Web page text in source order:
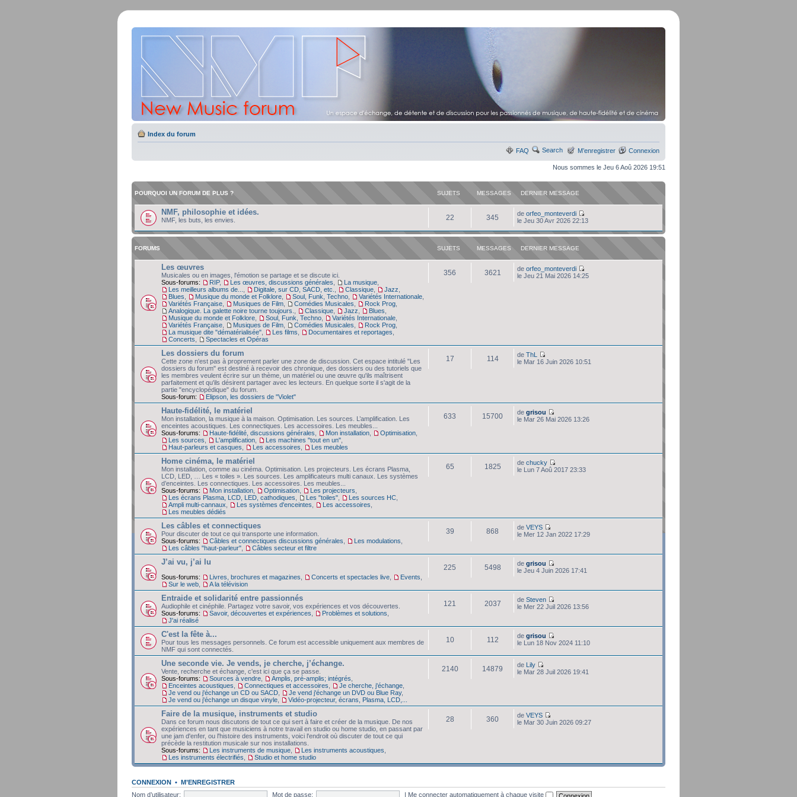
Index du forum
FAQ Search M’enregistrer Connexion
Nous sommes le Jeu 6 Aoû 2026 19:51
POURQUOI UN FORUM DE PLUS ? SUJETS MESSAGES DERNIER MESSAGE
NMF, philosophie et idées.
NMF, les buts, les envies. 22 345 deorfeo_monteverdi
le Jeu 30 Avr 2026 22:13
FORUMS SUJETS MESSAGES DERNIER MESSAGE
Les œuvres
Musicales ou en images, l'émotion se partage et se discute ici.
Sous-forums:
RIP, Les œuvres, discussions générales La musique
Les meilleurs albums de...
Digitale, sur CD, SACD, etc. Classique Jazz
Blues
Musique du monde et Folklore Soul, Funk, Techno Variétés Internationale
Variétés Française
Musiques de Film Comédies Musicales Rock Prog
Analogique. La galette noire tourne toujours.
Classique Jazz Blues
Musique du monde et Folklore
Soul, Funk, Techno Variétés Internationale
Variétés Française
Musiques de Film Comédies Musicales Rock Prog
La musique dite "dématérialisée"
Les films Documentaires et reportages
Concerts
Spectacles et Opéras
356 3621 deorfeo_monteverdi
le Jeu 21 Mai 2026 14:25
Les dossiers du forum
Cette zone n'est pas à proprement parler une zone de discussion. Cet espace intitulé "Les
dossiers du forum" est destiné à recevoir des chronique, des dossiers ou des tutoriels que
les membres veulent écrire sur un thème, un matériel ou une œuvre qu'ils maîtrisent
parfaitement et qu'ils désirent partager avec les lecteurs. En quelque sorte il s'agit de la
partie "encyclopédique" du forum.
Sous-forum:
Elipson, les dossiers de "Violet"
17 114 deThL
le Mar 16 Juin 2026 10:51
Haute-fidélité, le matériel
Mon installation, la musique à la maison. Optimisation. Les sources. L’amplification. Les
enceintes acoustiques. Les connectiques. Les accessoires. Les meubles...
Sous-forums:
Haute-fidélité, discussions générales Mon installation Optimisation
Les sources
L'amplification Les machines "tout en un"
Haut-parleurs et casques
Les accessoires Les meubles
633 15700 degrisou
le Mar 26 Mai 2026 13:26
Home cinéma, le matériel
Mon installation, comme au cinéma. Optimisation. Les projecteurs. Les écrans Plasma,
LCD, LED, … Les « toiles ». Les sources. Les amplificateurs multi canaux. Les systèmes
d’enceintes. Les connectiques. Les accessoires. Les meubles...
Sous-forums:
Mon installation Optimisation Les projecteurs
Les écrans Plasma, LCD, LED, cathodiques
Les "toiles" Les sources HC
Ampli multi-cannaux
Les systèmes d'enceintes Les accessoires
Les meubles dédiés
65 1825 dechucky
le Lun 7 Aoû 2017 23:33
Les câbles et connectiques
Pour discuter de tout ce qui transporte une information.
Sous-forums:
Câbles et connectiques discussions générales Les modulations
Les câbles "haut-parleur"
Câbles secteur et filtre
39 868 deVEYS
le Mer 12 Jan 2022 17:29
J’ai vu, j’ai lu
Sous-forums: Livres, brochures et magazines Concerts et spectacles live Events
Sur le web
A la télévision
225 5498 degrisou
le Jeu 4 Juin 2026 17:41
Entraide et solidarité entre passionnés
Audiophile et cinéphile. Partagez votre savoir, vos expériences et vos découvertes.
Sous-forums:
Savoir, découvertes et expériences Problèmes et solutions
J'ai réalisé
121 2037 deSteven
le Mer 22 Juil 2026 13:56
C'est la fête à...
Pour tous les messages personnels. Ce forum est accessible uniquement aux membres de
NMF qui sont connectés.
10 112 degrisou
le Lun 18 Nov 2024 11:10
Une seconde vie. Je vends, je cherche, j’échange.
Vente, recherche et échange, c'est ici que ça se passe.
Sous-forums:
Sources à vendre Amplis, pré-amplis; intégrés
Enceintes acoustiques
Connectiques et accessoires Je cherche, j'échange
Je vend ou j'échange un CD ou SACD
Je vend j'échange un DVD ou Blue Ray,
Je vend ou j'échange un disque vinyle
Vidéo-projecteur, écrans, Plasma, LCD,...
2140 14879 de Lily
le Mar 28 Juil 2026 19:41
Faire de la musique, instruments et studio
Dans ce forum nous discutons de tout ce qui sert à faire et créer de la musique. De nos
expériences en tant que musiciens à notre travail en studio ou home studio, en passant par
une jam d'enfer, ou l'histoire des instruments, voici l'endroit où discuter de tout ce qui
précède la restitution musicale sur nos installations.
Sous-forums:
Les instruments de musique Les instruments acoustiques
Les instruments électrifiés
Studio et home studio
28 360 deVEYS
le Mar 30 Juin 2026 09:27
CONNEXION • M’ENREGISTRER
Nom d’utilisateur:
Mot de passe: Me connecter automatiquement à chaque visite